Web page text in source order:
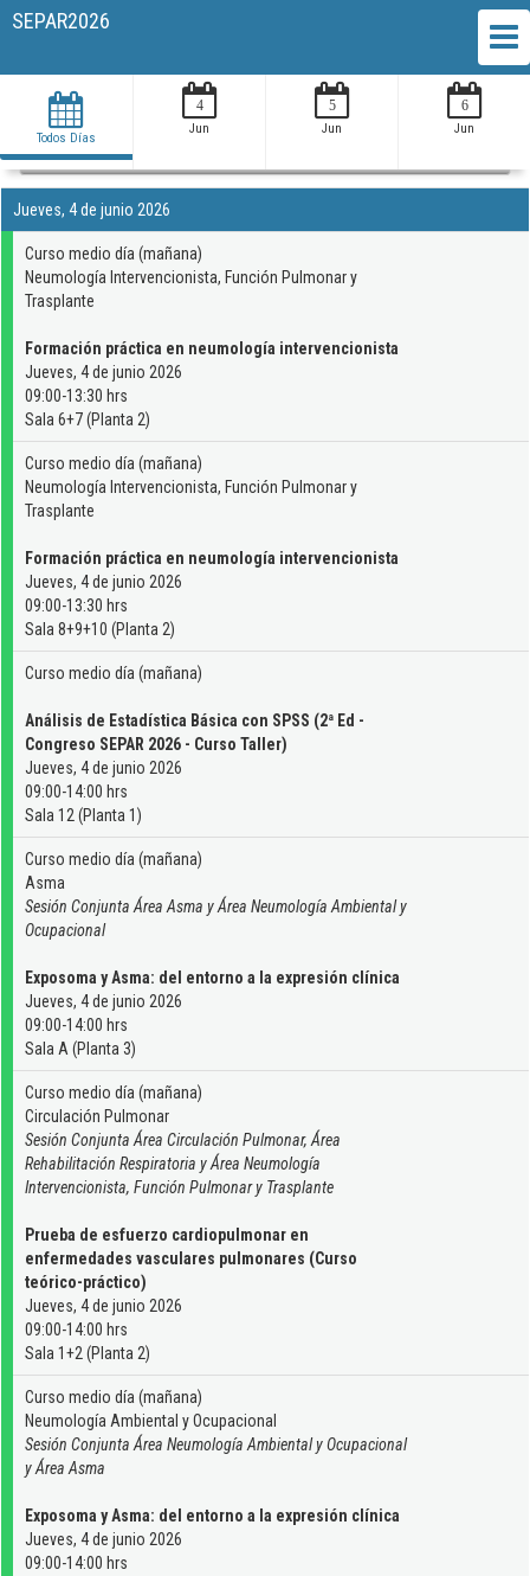
SEPAR2026
Todos Días
4
Jun
5
Jun
6
Jun
Jueves, 4 de junio 2026
Curso medio día (mañana)
Neumología Intervencionista, Función Pulmonar y
Trasplante
Formación práctica en neumología intervencionista
Jueves, 4 de junio 2026
09:00-13:30 hrs
Sala 6+7 (Planta 2)
Curso medio día (mañana)
Neumología Intervencionista, Función Pulmonar y
Trasplante
Formación práctica en neumología intervencionista
Jueves, 4 de junio 2026
09:00-13:30 hrs
Sala 8+9+10 (Planta 2)
Curso medio día (mañana)
Análisis de Estadística Básica con SPSS (2ª Ed -
Congreso SEPAR 2026 - Curso Taller)
Jueves, 4 de junio 2026
09:00-14:00 hrs
Sala 12 (Planta 1)
Curso medio día (mañana)
Asma
Sesión Conjunta Área Asma y Área Neumología Ambiental y
Ocupacional
Exposoma y Asma: del entorno a la expresión clínica
Jueves, 4 de junio 2026
09:00-14:00 hrs
Sala A (Planta 3)
Curso medio día (mañana)
Circulación Pulmonar
Sesión Conjunta Área Circulación Pulmonar, Área
Rehabilitación Respiratoria y Área Neumología
Intervencionista, Función Pulmonar y Trasplante
Prueba de esfuerzo cardiopulmonar en
enfermedades vasculares pulmonares (Curso
teórico-práctico)
Jueves, 4 de junio 2026
09:00-14:00 hrs
Sala 1+2 (Planta 2)
Curso medio día (mañana)
Neumología Ambiental y Ocupacional
Sesión Conjunta Área Neumología Ambiental y Ocupacional
y Área Asma
Exposoma y Asma: del entorno a la expresión clínica
Jueves, 4 de junio 2026
09:00-14:00 hrs